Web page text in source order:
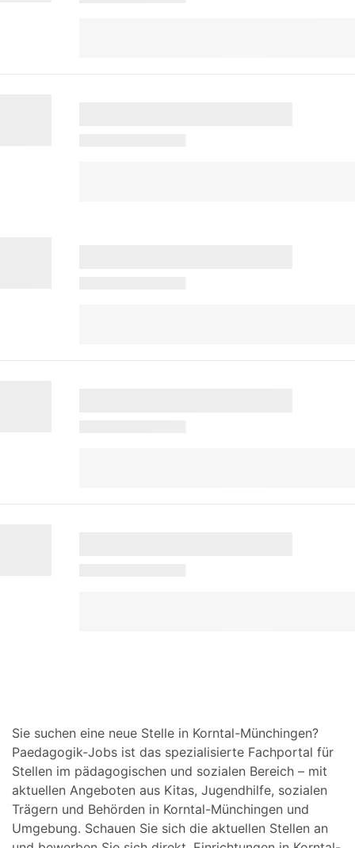
Sie suchen eine neue Stelle in Korntal-Münchingen?
Paedagogik-Jobs ist das spezialisierte Fachportal für
Stellen im pädagogischen und sozialen Bereich – mit
aktuellen Angeboten aus Kitas, Jugendhilfe, sozialen
Trägern und Behörden in Korntal-Münchingen und
Umgebung. Schauen Sie sich die aktuellen Stellen an